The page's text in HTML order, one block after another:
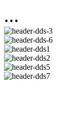
...